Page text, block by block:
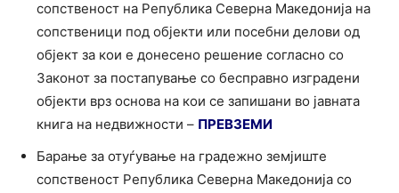
сопственост на Република Северна Македонија на
сопственици под објекти или посебни делови од
објект за кои е донесено решение согласно со
Законот за постапување со бесправно изградени
објекти врз основа на кои се запишани во јавната
книга на недвижности – ПРЕВЗЕМИ
Барање за отуѓување на градежно земјиште
сопственост Република Северна Македонија со